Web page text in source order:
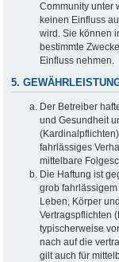
Community unter
keinen Einfluss
wird. Sie können
bestimmte
Einfluss nehmen.
5.
Der Betreiber
und Gesundheit
fahrlässiges
mittelbare
Die Haftung ist
grob
Leben, Körper
Vertragspflichten
typischerweise
nach auf die
gilt auch für